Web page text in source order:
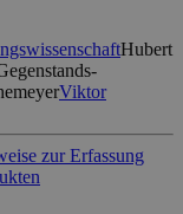
Hubert
Viktor